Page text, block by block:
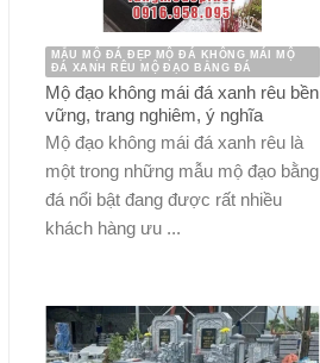
MẪU MỘ ĐÁ ĐẸP MỘ ĐÁ KHÔNG MÁI MỘ
ĐÁ XANH RÊU MỘ ĐẠO BẰNG ĐÁ
Mộ đạo không mái đá xanh rêu bền
vững, trang nghiêm, ý nghĩa
Mộ đạo không mái đá xanh rêu là
một trong những mẫu mộ đạo bằng
đá nổi bật đang được rất nhiều
khách hàng ưu ...